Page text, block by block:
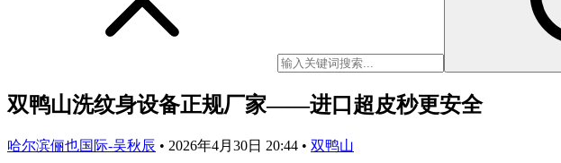
双鸭山洗纹身设备正规厂家——进口超皮秒更安全
哈尔滨俪也国际-吴秋辰 • 2026年4月30日 20:44 • 双鸭山